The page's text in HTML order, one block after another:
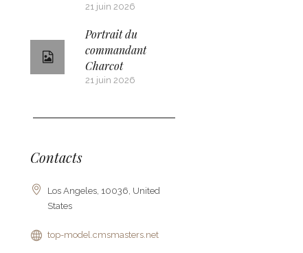
21 juin 2026
Portrait du
commandant
Charcot
21 juin 2026
Contacts
Los Angeles, 10036, United
States
top-model.cmsmasters.net